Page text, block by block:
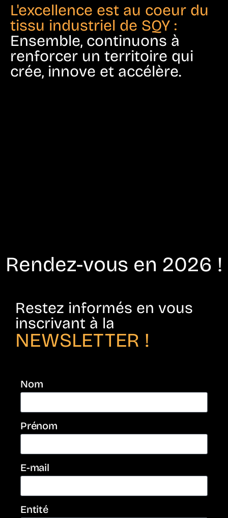
L'excellence est au coeur du
tissu industriel de SQY :
Ensemble, continuons à
renforcer un territoire qui
crée, innove et accélère.
Rendez-vous en 2026 !
Restez informés en vous
inscrivant à la
NEWSLETTER !
Nom
Prénom
E-mail
Entité